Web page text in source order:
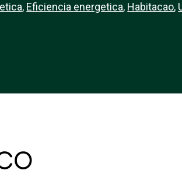
, Eficiencia energetica, Habitacao,